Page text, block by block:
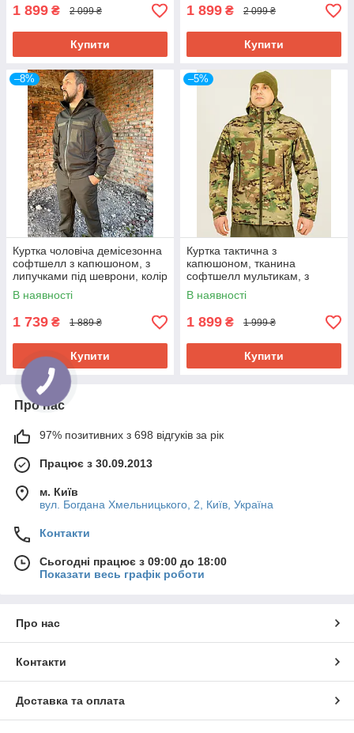
1 899 ₴ 2 099 ₴
Купити
1 899 ₴ 2 099 ₴
Купити
–8%
Куртка чоловіча демісезонна
софтшелл з капюшоном, з
липучками під шеврони, колір
олива
В наявності
1 739 ₴ 1 889 ₴
Купити
–5%
Куртка тактична з
капюшоном, тканина
софтшелл мультикам, з
липучками для шевронів S,
M, L, XL, 2XL, 3XL р-р
В наявності
1 899 ₴ 1 999 ₴
Купити
Про нас
97% позитивних з 698 відгуків за рік
Працює з 30.09.2013
м. Київ
вул. Богдана Хмельницького, 2, Київ, Україна
Контакти
Сьогодні працює з 09:00 до 18:00
Показати весь графік роботи
Про нас
Контакти
Доставка та оплата